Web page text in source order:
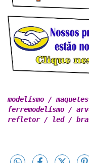
modelísmo /
ferremodelísmo /
refletor / led /